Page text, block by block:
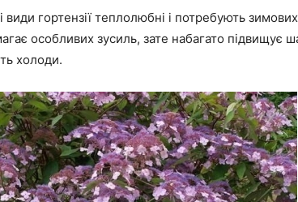
види гортензії теплолюбні і потребують
особливих зусиль, зате набагато підвищує
холоди.